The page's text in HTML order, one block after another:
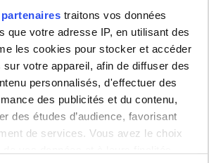
traitons vos données
que votre adresse IP, en utilisant des
les cookies pour stocker et accéder
votre appareil, afin de diffuser des
personnalisés, d'effectuer des
des publicités et du contenu,
des études d’audience, favorisant
de services. Vous avez le choix
d’usage dans tous les domaines
étudiantes et étudiants en situation de
d’inclusivité de l’université
mises en place bénéficient à
universitaire
actions exemplaires et transposables
L'accessibilité des
Notre Comité